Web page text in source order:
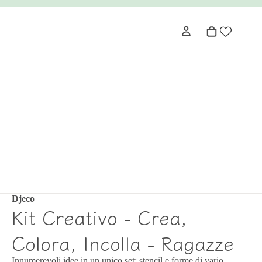
Djeco
Kit Creativo - Crea,
Colora, Incolla - Ragazze